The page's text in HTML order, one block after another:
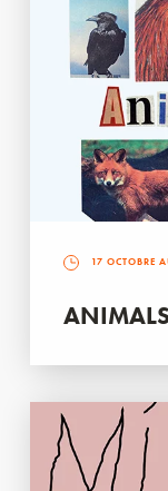
17 OCTOBRE